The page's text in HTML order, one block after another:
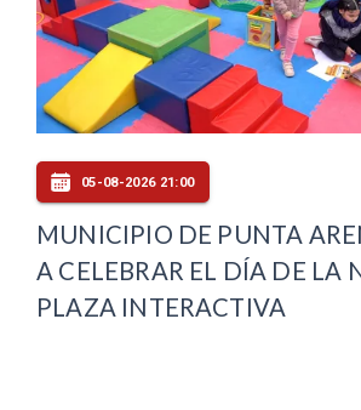
05-08-2026 21:00
MUNICIPIO DE PUNTA
A CELEBRAR EL DÍA DE LA
PLAZA INTERACTIVA